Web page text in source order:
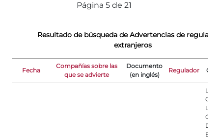
Página 5 de 21
Resultado de búsqueda de Advertencias de
extranjeros
Fecha
Compañías sobre las
que se advierte
Documento
(en inglés)
Regulador
LA
LOS
DE
EL